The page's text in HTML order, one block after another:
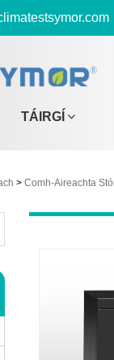
TÁIRGÍ
> Comh-Aireachta